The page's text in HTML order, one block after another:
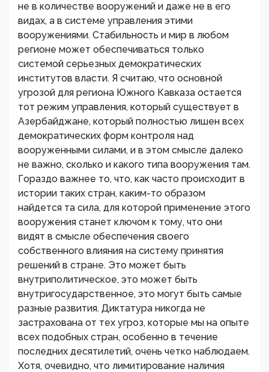
не в количестве вооружений и даже не в его
видах, а в системе управления этими
вооружениями. Стабильность и мир в любом
регионе может обеспечиваться только
системой серьезных демократических
институтов власти. Я считаю, что основной
угрозой для региона Южного Кавказа остается
тот режим управления, который существует в
Азербайджане, который полностью лишен всех
демократических форм контроля над
вооруженными силами, и в этом смысле далеко
не важно, сколько и какого типа вооружения там.
Гораздо важнее то, что, как часто происходит в
истории таких стран, каким-то образом
найдется та сила, для которой применение этого
вооружения станет ключом к тому, что они
видят в смысле обеспечения своего
собственного влияния на систему принятия
решений в стране. Это может быть
внутриполитическое, это может быть
внутригосударственное, это могут быть самые
разные развития. Диктатура никогда не
застрахована от тех угроз, которые мы на опыте
всех подобных стран, особенно в течение
последних десятилетий, очень четко наблюдаем.
Хотя, очевидно, что лимитирование наличия